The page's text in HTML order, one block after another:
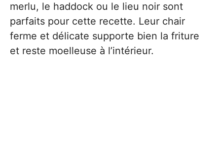
merlu, le haddock ou le lieu noir sont
parfaits pour cette recette. Leur chair
ferme et délicate supporte bien la friture
et reste moelleuse à l’intérieur.